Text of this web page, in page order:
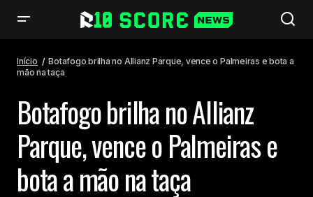
taça
Início
Botafogo brilha no Allianz Parque, vence o Palmeiras e bota a
mão na taça
Botafogo brilha no Allianz
Parque, vence o Palmeiras e
bota a mão na taça